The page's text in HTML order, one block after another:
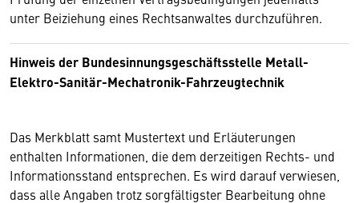
unter Beiziehung eines Rechtsanwaltes durchzuführen.
Hinweis der Bundesinnungsgeschäftsstelle Metall-
Elektro-Sanitär-Mechatronik-Fahrzeugtechnik
Das Merkblatt samt Mustertext und Erläuterungen
enthalten Informationen, die dem derzeitigen Rechts- und
Informationsstand entsprechen. Es wird darauf verwiesen,
dass alle Angaben trotz sorgfältigster Bearbeitung ohne